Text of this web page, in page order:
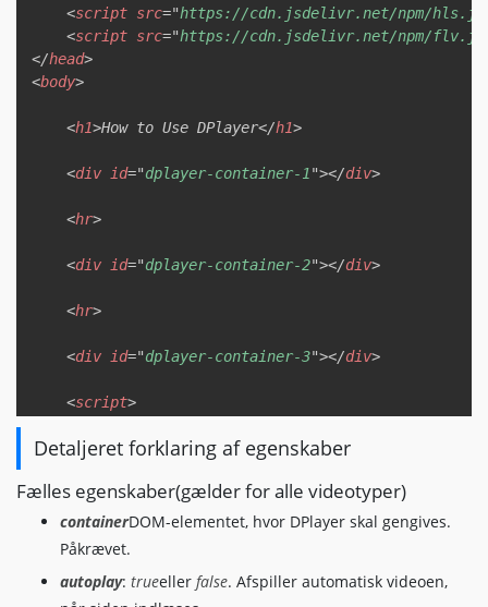
<script src="https://cdn.jsdelivr.net/npm/
<script src="https://cdn.jsdelivr.net/npm/
</head>
<body>
<h1>How to Use DPlayer</h1>
<div id="dplayer-container-1"></div>
<hr>
<div id="dplayer-container-2"></div>
<hr>
<div id="dplayer-container-3"></div>
<script>
const dpMP4 = new DPlayer ({
autoplay : false,
lang : 'en',
preload: 'auto',
Detaljeret forklaring af egenskaber
Fælles egenskaber(gælder for alle videotyper)
containerDOM-elementet, hvor DPlayer skal gengives.
Påkrævet.
autoplay: trueeller false. Afspiller automatisk videoen,